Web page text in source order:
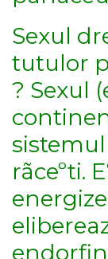
Sexul
tutulor
? Sexul
rãceºti.